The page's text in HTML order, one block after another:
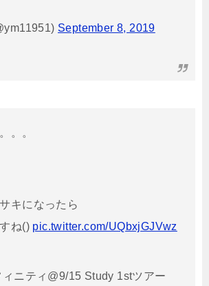
September 8, 2019
。。
キになったら
ね() pic.twitter.com/UQbxjGJVwz
ニティ@9/15 Study 1stツアー